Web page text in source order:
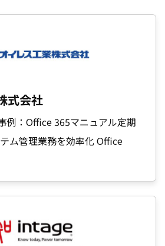
式会社
例：Office 365マニュアル定期
ム管理業務を効率化 Office